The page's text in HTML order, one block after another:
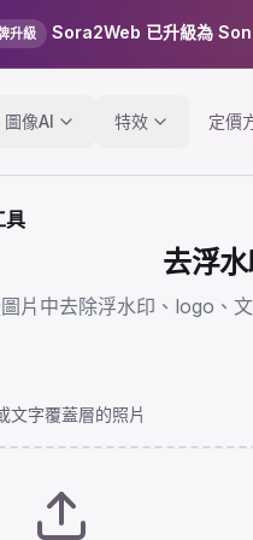
升級 Sora2Web 已升級為
圖像AI 特效 定價
具
去浮
片中去除浮水印、logo、
文字覆蓋層的照片